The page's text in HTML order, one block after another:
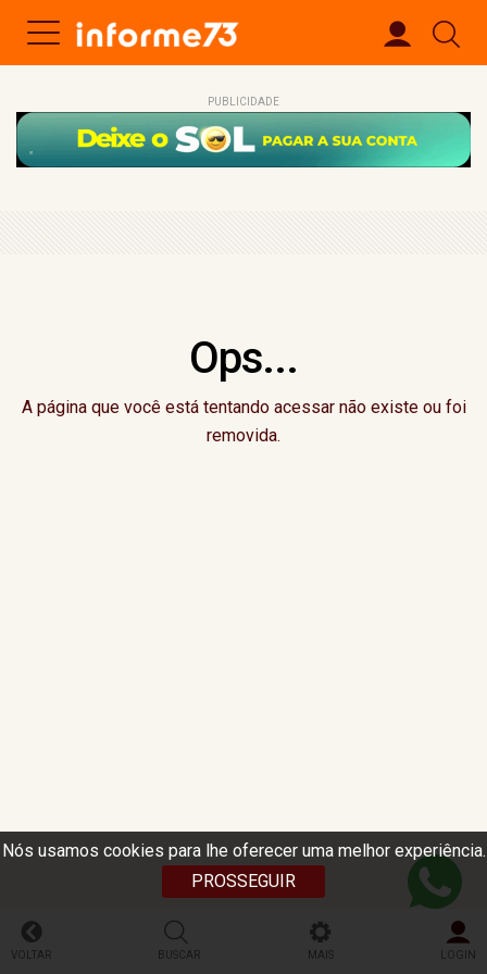
Nós usamos cookies para lhe oferecer uma melhor experiência.
PROSSEGUIR
PUBLICIDADE
Ops...
A página que você está tentando acessar não existe ou foi
removida.
VOLTAR BUSCAR MAIS LOGIN